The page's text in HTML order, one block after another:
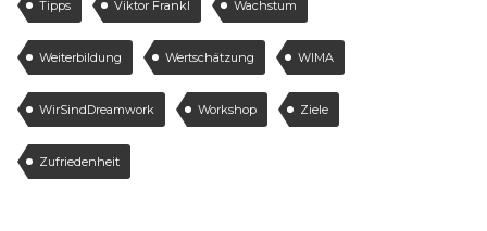
Tipps Viktor Frankl Wachstum
Weiterbildung Wertschätzung WIMA
WirSindDreamwork Workshop Ziele
Zufriedenheit